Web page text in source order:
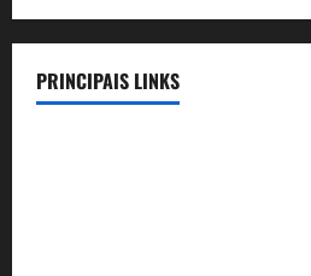
PRINCIPAIS LINKS